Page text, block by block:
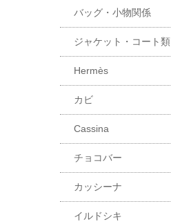
バッグ・小物関係
ジャケット・コート類
Hermès
カビ
Cassina
チョコバー
カッシーナ
イルドシキ